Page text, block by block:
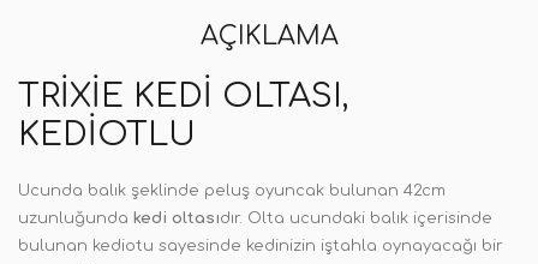
AÇIKLAMA
TRIXIE KEDI OLTASI,
KEDIOTLU
Ucunda balık şeklinde peluş oyuncak bulunan 42cm
uzunluğunda kedi oltasıdır. Olta ucundaki balık içerisinde
bulunan kediotu sayesinde kedinizin iştahla oynayacağı bir